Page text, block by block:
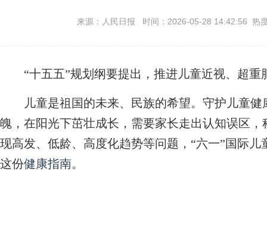
来源：人民日报 时间：2026-05-28 14:42:56 热
“十五五”规划纲要提出，推进儿童近视、超重
儿童是祖国的未来、民族的希望。守护儿童健
魄，在阳光下茁壮成长，需要家长走出认知误区
现高发、低龄、高度化趋势等问题，“六一”国际
这份健康指南。